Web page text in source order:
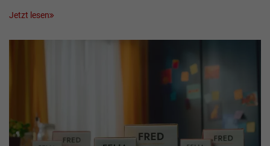
Jetzt lesen